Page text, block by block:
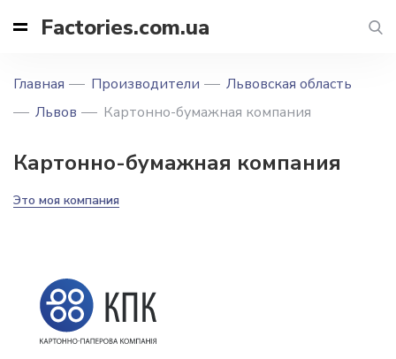
Factories.com.ua
Главная Производители
Львовская область
Львов
Картонно-бумажная компания
Картонно-бумажная компания
Это моя компания